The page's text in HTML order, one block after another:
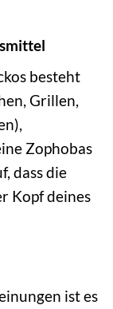
besteht
Grillen,
Zophobas
dass die
Kopf deines
ist es